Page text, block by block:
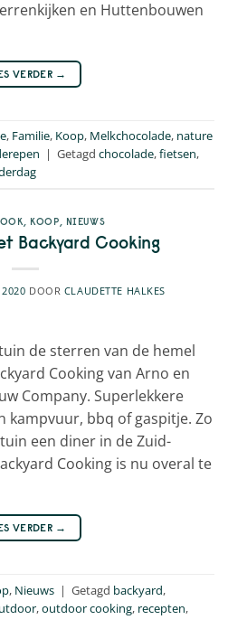
en Huttenbouwen
VERDER →
, Familie, Koop, Melkchocolade, nature
| Getagd chocolade,fietsen,
KOOP NIEUWS
Backyard Cooking
DOOR CLAUDETTE HALKES
de sterren van de hemel
Cooking van Arno en
Company. Superlekkere
kampvuur, bbq of gaspitje. Zo
een diner in de Zuid-
Cooking is nu overal te
VERDER →
, Nieuws | Getagd backyard,
,outdoor cooking, recepten,